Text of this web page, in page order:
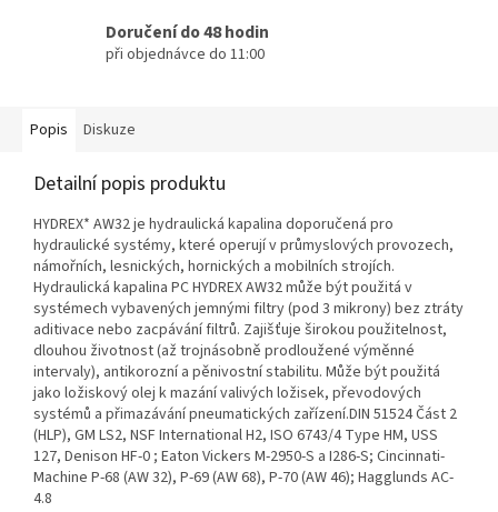
Doručení do 48 hodin
při objednávce do 11:00
Popis Diskuze
Detailní popis produktu
HYDREX* AW32 je hydraulická kapalina doporučená pro
hydraulické systémy, které operují v průmyslových provozech,
námořních, lesnických, hornických a mobilních strojích.
Hydraulická kapalina PC HYDREX AW32 může být použitá v
systémech vybavených jemnými filtry (pod 3 mikrony) bez ztráty
aditivace nebo zacpávání filtrů. Zajišťuje širokou použitelnost,
dlouhou životnost (až trojnásobně prodloužené výměnné
intervaly), antikorozní a pěnivostní stabilitu. Může být použitá
jako ložiskový olej k mazání valivých ložisek, převodových
systémů a přimazávání pneumatických zařízení.DIN 51524 Část 2
(HLP), GM LS2, NSF International H2, ISO 6743/4 Type HM, USS
127, Denison HF-0 ; Eaton Vickers M-2950-S a I286-S; Cincinnati-
Machine P-68 (AW 32), P-69 (AW 68), P-70 (AW 46); Hagglunds AC-
4.8